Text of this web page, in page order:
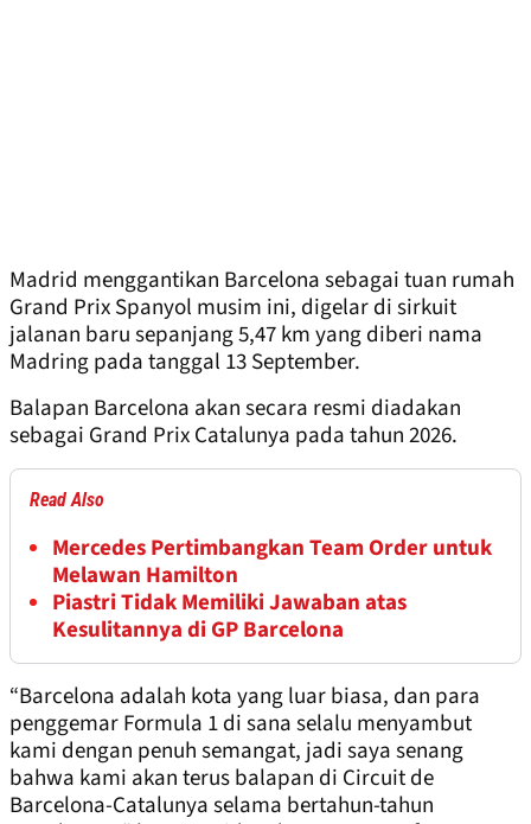
Madrid menggantikan Barcelona sebagai tuan rumah
Grand Prix Spanyol musim ini, digelar di sirkuit
jalanan baru sepanjang 5,47 km yang diberi nama
Madring pada tanggal 13 September.
Balapan Barcelona akan secara resmi diadakan
sebagai Grand Prix Catalunya pada tahun 2026.
Read Also
Mercedes Pertimbangkan Team Order untuk
Melawan Hamilton
Piastri Tidak Memiliki Jawaban atas
Kesulitannya di GP Barcelona
“Barcelona adalah kota yang luar biasa, dan para
penggemar Formula 1 di sana selalu menyambut
kami dengan penuh semangat, jadi saya senang
bahwa kami akan terus balapan di Circuit de
Barcelona-Catalunya selama bertahun-tahun